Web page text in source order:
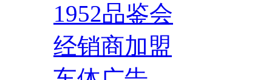
1952品鉴会
经销商加盟